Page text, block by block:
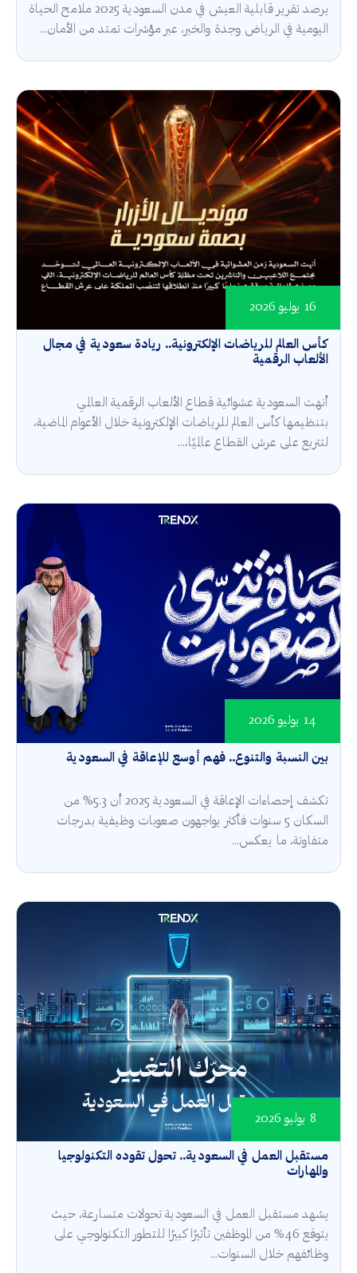
يرصد تقرير قابلية العيش في مدن السعودية 2025 ملامح الحياة
اليومية في الرياض وجدة والخبر، عبر مؤشرات تمتد من الأمان...
كأس العالم للرياضات الإلكترونية.. ريادة سعودية في مجال
الألعاب الرقمية
16 يوليو 2026
أنهت السعودية عشوائية قطاع الألعاب الرقمية العالمي
بتنظيمها كأس العالم للرياضات الإلكترونية خلال الأعوام الماضية،
لتتربع على عرش القطاع عالميًا،...
بين النسبة والتنوع.. فهم أوسع للإعاقة في السعودية
14 يوليو 2026
تكشف إحصاءات الإعاقة في السعودية 2025 أن 5.3% من
السكان 5 سنوات فأكثر يواجهون صعوبات وظيفية بدرجات
متفاوتة، ما يعكس...
مستقبل العمل في السعودية.. تحول تقوده التكنولوجيا
والمهارات
8 يوليو 2026
يشهد مستقبل العمل في السعودية تحولات متسارعة، حيث
يتوقع 46% من الموظفين تأثيرًا كبيرًا للتطور التكنولوجي على
وظائفهم خلال السنوات...